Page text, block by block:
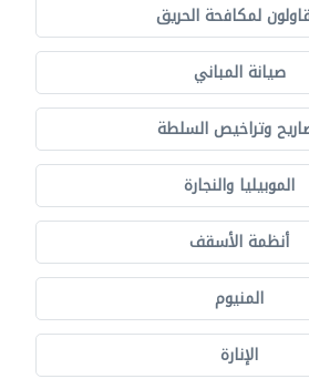
لمكافحة الحريق
صيانة المباني
وتراخيص السلطة
الموبيليا والنجارة
أنظمة الأسقف
المنيوم
الإنارة